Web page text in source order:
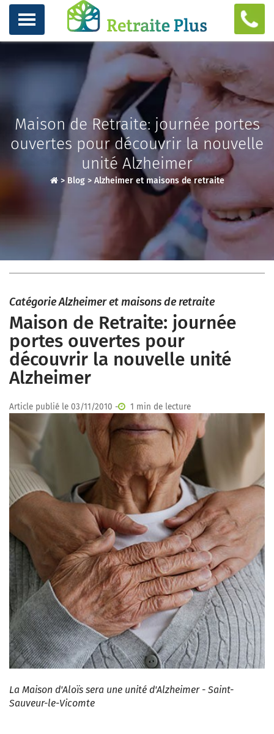
Maison de Retraite: journée portes
ouvertes pour découvrir la nouvelle
unité Alzheimer
> Blog> Alzheimer et maisons de retraite
Catégorie Alzheimer et maisons de retraite
Maison de Retraite: journée
portes ouvertes pour
découvrir la nouvelle unité
Alzheimer
Article publié le 03/11/2010 - 1 min de lecture
La Maison d'Aloïs sera une unité d'Alzheimer - Saint-
Sauveur-le-Vicomte